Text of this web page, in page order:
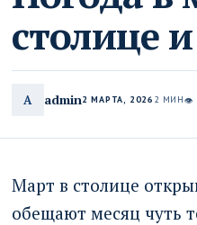
столице
A admin2 МАРТА, 2026 2 МИН👁
Март в столице
обещают месяц чуть